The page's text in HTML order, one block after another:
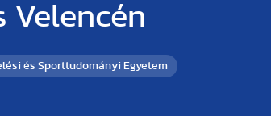
Velencén
és Sporttudományi Egyetem